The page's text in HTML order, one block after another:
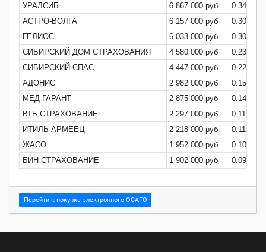
УРАЛСИБ
6 867 000 руб
0.34%
АСТРО-ВОЛГА
6 157 000 руб
0.30%
ГЕЛИОС
6 033 000 руб
0.30%
СИБИРСКИЙ ДОМ СТРАХОВАНИЯ
4 580 000 руб
0.23%
СИБИРСКИЙ СПАС
4 447 000 руб
0.22%
АДОНИС
2 982 000 руб
0.15%
МЕД-ГАРАНТ
2 875 000 руб
0.14%
ВТБ СТРАХОВАНИЕ
2 297 000 руб
0.11%
ИТИЛЬ АРМЕЕЦ
2 218 000 руб
0.11%
ЖАСО
1 952 000 руб
0.10%
БИН СТРАХОВАНИЕ
1 902 000 руб 0.09%
Перейти к покупке электронного ОСАГО